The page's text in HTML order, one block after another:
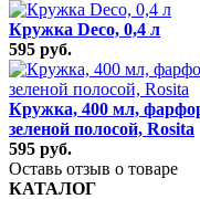
Кружка Deco, 0,4 л
595 руб.
Кружка, 400 мл,
зеленой полосой, Rosita
595 руб.
Оставь отзыв о товаре
КАТАЛОГ